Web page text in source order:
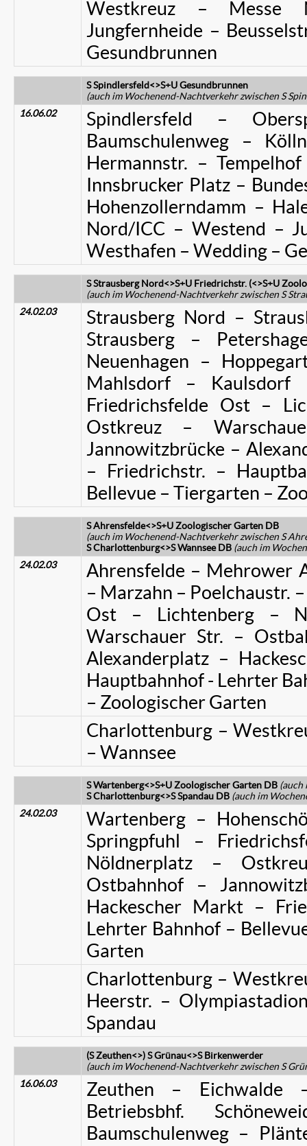
Westkreuz – Messe
Jungfernheide –
Gesundbrunnen
S Spindlersfeld<>S+U Gesundbrunnen
(auch im Wochenend-Nachtverkehr zwischen S
16.06.02
Spindlersfeld –
Baumschulenweg –
Hermannstr. –
Innsbrucker Platz –
Hohenzollerndamm –
Nord/ICC – Westend –
Westhafen – Wedding –
S Strausberg Nord<>S+U Friedrichstr. (<>S+U
(auch im Wochenend-Nachtverkehr zwischen S
24.02.03
Strausberg Nord –
Strausberg –
Neuenhagen –
Mahlsdorf –
Friedrichsfelde Ost –
Ostkreuz –
Jannowitzbrücke –
– Friedrichstr. –
Bellevue – Tiergarten –
S Ahrensfelde<>S+U Zoologischer Garten DB
(auch im Wochenend-Nachtverkehr zwischen S
S Charlottenburg<>S Wannsee DB (auch im
24.02.03
Ahrensfelde – Mehrower
– Marzahn – Poelchaustr.
Ost – Lichtenberg –
Warschauer Str. –
Alexanderplatz –
Hauptbahnhof - Lehrter
– Zoologischer Garten
Charlottenburg –
– Wannsee
S Wartenberg<>S+U Zoologischer Garten DB (auch
S Charlottenburg<>S Spandau DB (auch im
24.02.03
Wartenberg –
Springpfuhl –
Nöldnerplatz –
Ostbahnhof –
Hackescher Markt –
Lehrter Bahnhof –
Garten
Charlottenburg –
Heerstr. –
Spandau
(S Zeuthen<>) S Grünau<>S Birkenwerder
(auch im Wochenend-Nachtverkehr zwischen S
16.06.03
Zeuthen –
Betriebsbhf.
Baumschulenweg –